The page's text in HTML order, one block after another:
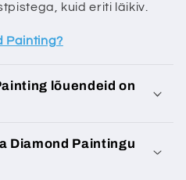
kuid eriti läikiv.
Painting?
lõuendeid on
Diamond Paintingu